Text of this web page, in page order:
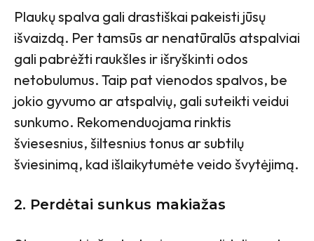
Plaukų spalva gali drastiškai pakeisti jūsų
išvaizdą. Per tamsūs ar nenatūralūs atspalviai
gali pabrėžti raukšles ir išryškinti odos
netobulumus. Taip pat vienodos spalvos, be
jokio gyvumo ar atspalvių, gali suteikti veidui
sunkumo. Rekomenduojama rinktis
šviesesnius, šiltesnius tonus ar subtilų
šviesinimą, kad išlaikytumėte veido švytėjimą.
2. Perdėtai sunkus makiažas